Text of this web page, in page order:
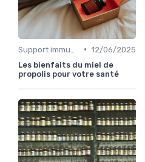
• 12/06/2025
Les bienfaits du miel de
propolis pour votre santé